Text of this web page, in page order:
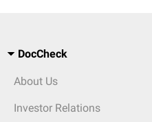
DocCheck
About Us
Investor Relations